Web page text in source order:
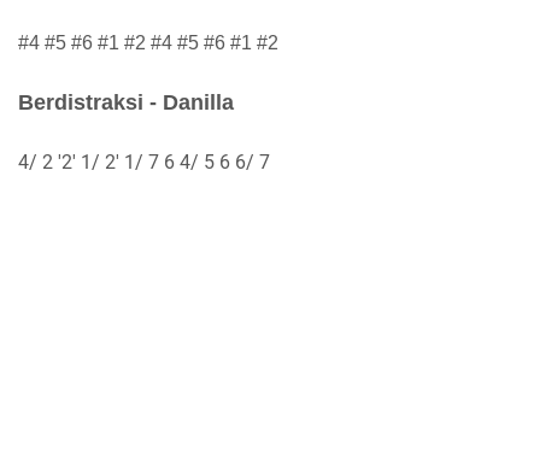
#4 #5 #6 #1 #2 #4 #5 #6 #1 #2
Berdistraksi - Danilla
4/ 2 '2' 1/ 2' 1/ 7 6 4/ 5 6 6/ 7